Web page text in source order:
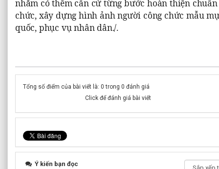
nhằm có thêm căn cứ từng bước hoàn thiện
chức, xây dựng hình ảnh người công chức mẫu
quốc, phục vụ nhân dân./.
Tổng số điểm của bài viết là: 0 trong 0 đánh giá
Click để đánh giá bài viết
Ý kiến bạn đọc